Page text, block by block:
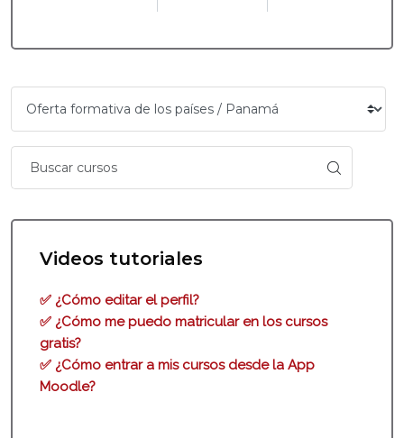
Videos tutoriales
✅ ¿Cómo editar el perfil?
✅ ¿Cómo me puedo matricular en los cursos
gratis?
✅ ¿Cómo entrar a mis cursos desde la App
Moodle?